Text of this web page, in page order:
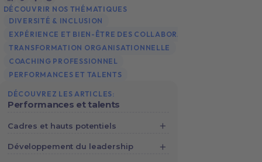
DÉCOUVRIR NOS THÉMATIQUES
DIVERSITÉ & INCLUSION
EXPÉRIENCE ET BIEN-ÊTRE DES COLLABORATEURS
TRANSFORMATION ORGANISATIONNELLE
COACHING PROFESSIONNEL
PERFORMANCES ET TALENTS
DÉCOUVREZ LES ARTICLES:
Performances et talents
Cadres et hauts potentiels
Développement professionnel :
Développement du leadership